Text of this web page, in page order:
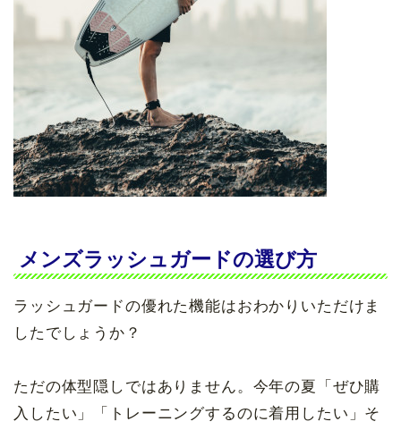
メンズラッシュガードの選び方
ラッシュガードの優れた機能はおわかりいただけま
したでしょうか？
ただの体型隠しではありません。今年の夏「ぜひ購
入したい」「トレーニングするのに着用したい」そ